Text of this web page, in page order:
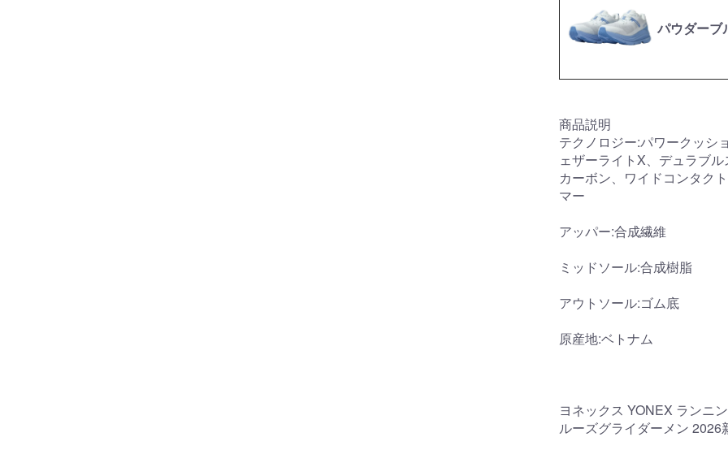
パウダーブ
商品説明
テクノロジー:パワークッシ
ェザーライトX、デュラブ
カーボン、ワイドコンタク
マー
アッパー:合成繊維
ミッドソール:合成樹脂
アウトソール:ゴム底
原産地:ベトナム
ヨネックス YONEX ランニ
ルーズグライダーメン 2026